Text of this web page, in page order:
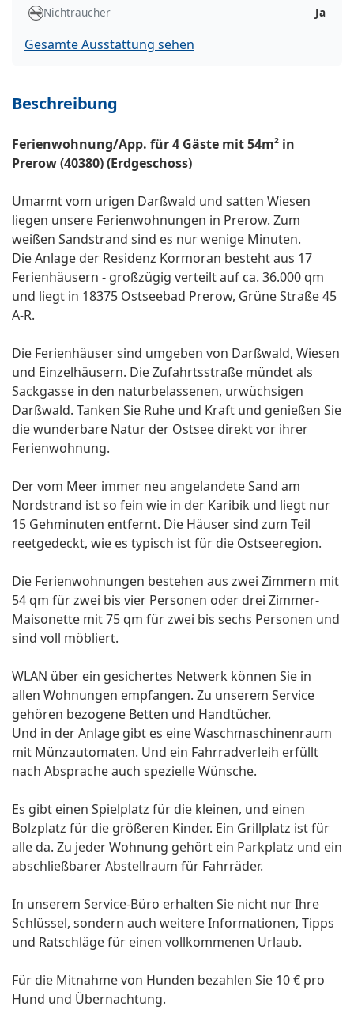
Nichtraucher
Ja
Gesamte Ausstattung sehen
Beschreibung
Ferienwohnung/App. für 4 Gäste mit 54m² in
Prerow (40380) (Erdgeschoss)
Umarmt vom urigen Darßwald und satten Wiesen
liegen unsere Ferienwohnungen in Prerow. Zum
weißen Sandstrand sind es nur wenige Minuten.
Die Anlage der Residenz Kormoran besteht aus 17
Ferienhäusern - großzügig verteilt auf ca. 36.000 qm
und liegt in 18375 Ostseebad Prerow, Grüne Straße 45
A-R.
Die Ferienhäuser sind umgeben von Darßwald, Wiesen
und Einzelhäusern. Die Zufahrtsstraße mündet als
Sackgasse in den naturbelassenen, urwüchsigen
Darßwald. Tanken Sie Ruhe und Kraft und genießen Sie
die wunderbare Natur der Ostsee direkt vor ihrer
Ferienwohnung.
Der vom Meer immer neu angelandete Sand am
Nordstrand ist so fein wie in der Karibik und liegt nur
15 Gehminuten entfernt. Die Häuser sind zum Teil
reetgedeckt, wie es typisch ist für die Ostseeregion.
Die Ferienwohnungen bestehen aus zwei Zimmern mit
54 qm für zwei bis vier Personen oder drei Zimmer-
Maisonette mit 75 qm für zwei bis sechs Personen und
sind voll möbliert.
WLAN über ein gesichertes Netwerk können Sie in
allen Wohnungen empfangen. Zu unserem Service
gehören bezogene Betten und Handtücher.
Und in der Anlage gibt es eine Waschmaschinenraum
mit Münzautomaten. Und ein Fahrradverleih erfüllt
nach Absprache auch spezielle Wünsche.
Es gibt einen Spielplatz für die kleinen, und einen
Bolzplatz für die größeren Kinder. Ein Grillplatz ist für
alle da. Zu jeder Wohnung gehört ein Parkplatz und ein
abschließbarer Abstellraum für Fahrräder.
In unserem Service-Büro erhalten Sie nicht nur Ihre
Schlüssel, sondern auch weitere Informationen, Tipps
und Ratschläge für einen vollkommenen Urlaub.
Für die Mitnahme von Hunden bezahlen Sie 10 € pro
Hund und Übernachtung.